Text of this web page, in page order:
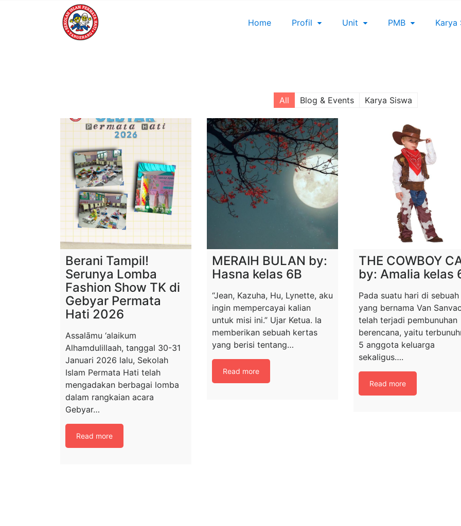
Home Profil Unit PMB Karya
All Blog & Events Karya Siswa
Berani Tampil!
Serunya Lomba
Fashion Show TK di
Gebyar Permata
Hati 2026
Assalāmu ‘alaikum
Alhamdulillaah, tanggal 30-31
Januari 2026 lalu, Sekolah
Islam Permata Hati telah
mengadakan berbagai lomba
dalam rangkaian acara
Gebyar…
Read more
MERAIH BULAN by:
Hasna kelas 6B
“Jean, Kazuha, Hu, Lynette, aku
ingin mempercayai kalian
untuk misi ini.” Ujar Ketua. Ia
memberikan sebuah kertas
yang berisi tentang…
Read more
THE COWBOY
by: Amalia kelas
Pada suatu hari di
yang bernama Van
telah terjadi pembunuhan
berencana, yaitu
5 anggota keluarga
sekaligus….
Read more